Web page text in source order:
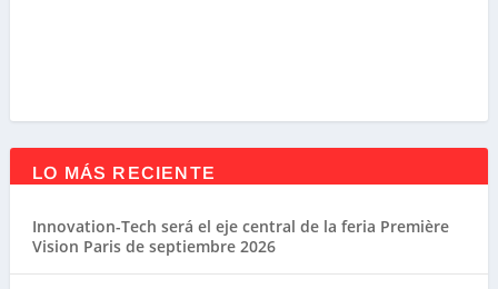
LO MÁS RECIENTE
Innovation-Tech será el eje central de la feria Première
Vision Paris de septiembre 2026